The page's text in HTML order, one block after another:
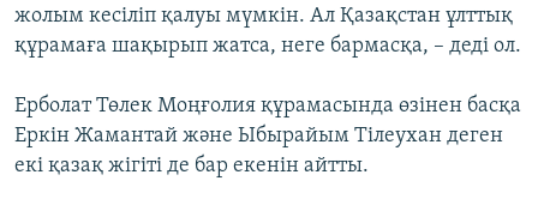
жолым кесіліп қалуы мүмкін. Ал Қазақстан ұлттық
құрамаға шақырып жатса, неге бармасқа, – деді ол.
Ерболат Төлек Моңғолия құрамасында өзінен басқа
Еркін Жамантай және Ыбырайым Тілеухан деген
екі қазақ жігіті де бар екенін айтты.